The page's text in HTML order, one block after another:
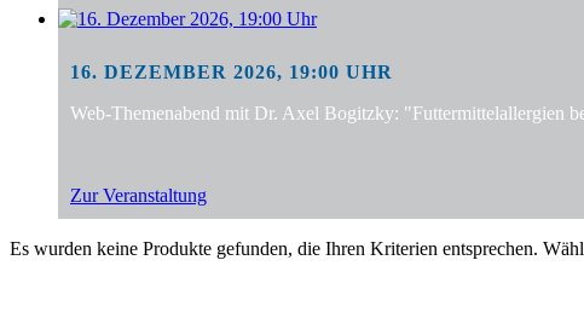
16. DEZEMBER 2026, 19:00 UHR
Web-Themenabend mit Dr. Axel Bogitzky: "Futtermittelallergien
Zur Veranstaltung
Es wurden keine Produkte gefunden, die Ihren Kriterien entsprechen.